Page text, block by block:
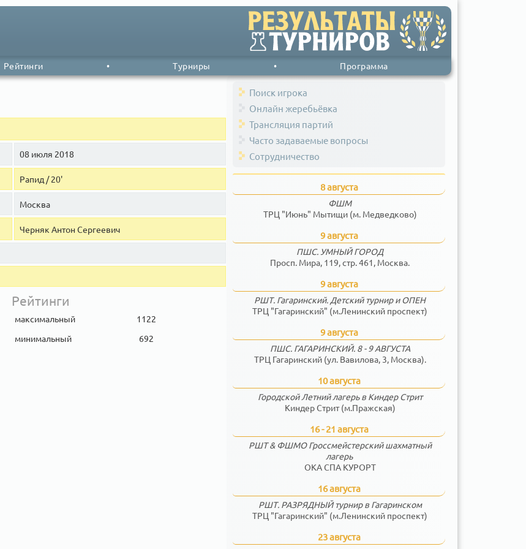
Рейтинги • Турниры • Программа
08 июля 2018
Рапид / 20'
Москва
Черняк Антон Сергеевич
Рейтинги
максимальный
1122
минимальный
692
Поиск игрока
Онлайн жеребьёвка
Трансляция партий
Часто задаваемые вопросы
Сотрудничество
8 августа
ФШМ
ТРЦ "Июнь" Мытищи (м. Медведково)
9 августа
ПШС. УМНЫЙ ГОРОД
Просп. Мира, 119, стр. 461, Москва.
9 августа
РШТ. Гагаринский. Детский турнир и ОПЕН
ТРЦ "Гагаринский" (м.Ленинский проспект)
9 августа
ПШС. ГАГАРИНСКИЙ. 8 - 9 АВГУСТА
ТРЦ Гагаринский (ул. Вавилова, 3, Москва).
10 августа
Городской Летний лагерь в Киндер Стрит
Киндер Стрит (м.Пражская)
16 - 21 августа
РШТ & ФШМО Гроссмейстерский шахматный
лагерь
ОКА СПА КУРОРТ
16 августа
РШТ. РАЗРЯДНЫЙ турнир в Гагаринском
ТРЦ "Гагаринский" (м.Ленинский проспект)
23 августа